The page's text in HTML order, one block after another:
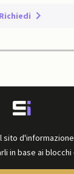
Richiedi
sito
in base ai